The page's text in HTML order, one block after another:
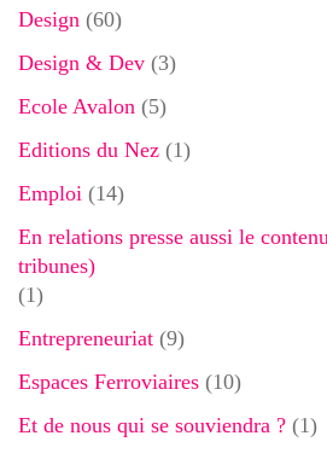
Design (60)
Design & Dev (3)
Ecole Avalon (5)
Editions du Nez (1)
Emploi (14)
En relations presse aussi le
tribunes)
(1)
Entrepreneuriat (9)
Espaces Ferroviaires (10)
Et de nous qui se souviendra ? (1)